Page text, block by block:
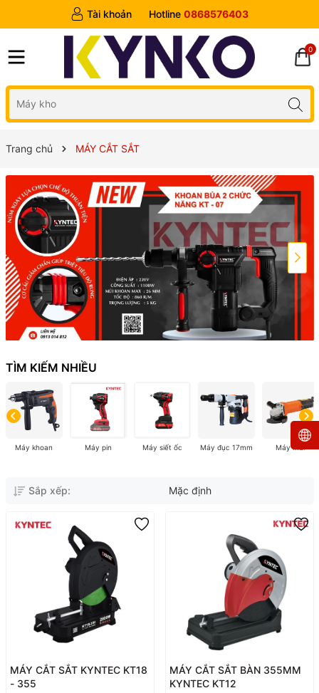
Tài khoản Hotline 0868576403
0
Trang chủ MÁY CẮT SẮT
TÌM KIẾM NHIỀU
Máy khoan Máy pin Máy siết ốc Máy đục 17mm Máy mài
Sắp xếp: Mặc định
MÁY CẮT SẮT KYNTEC KT18
- 355
MÁY CẮT SẮT BÀN 355MM
KYNTEC KT12